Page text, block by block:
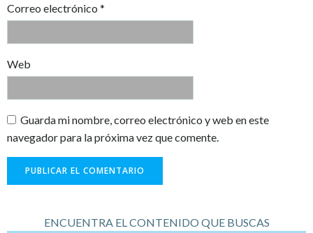
Correo electrónico *
Web
Guarda mi nombre, correo electrónico y web en este
navegador para la próxima vez que comente.
ENCUENTRA EL CONTENIDO QUE BUSCAS